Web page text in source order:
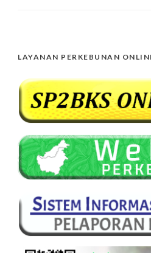
LAYANAN PERKEBUNAN